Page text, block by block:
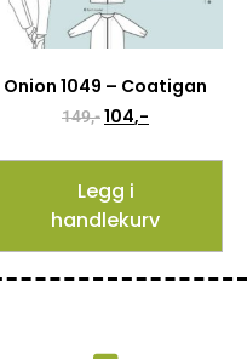
Onion 1049 – Coatigan
149,-104,-
Legg i
handlekurv